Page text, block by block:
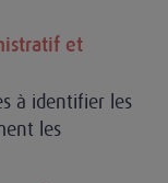
et
à identifier les
les